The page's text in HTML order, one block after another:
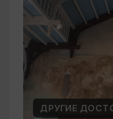
ДРУГИЕ